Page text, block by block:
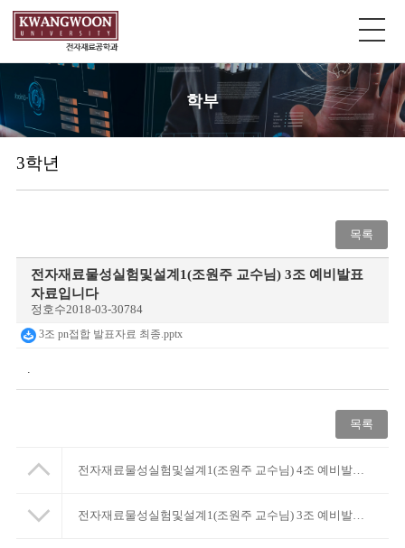
학부
3학년
목록
전자재료물성실험및설계1(조원주 교수님) 3조 예비발표
자료입니다
정호수2018-03-30784
3조 pn접합 발표자료 최종.pptx
.
목록
전자재료물성실험및설계1(조원주 교수님) 4조 예비발표 자료입니다
전자재료물성실험및설계1(조원주 교수님) 3조 예비발표 자료입니다